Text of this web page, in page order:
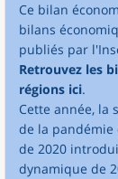
Ce bilan
bilans
publiés par
Retrouvez les
régions ici.
Cette année, la
de la pandémie
de 2020
dynamique de